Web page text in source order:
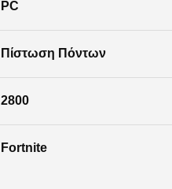
PC
Πίστωση Πόντων
2800
Fortnite